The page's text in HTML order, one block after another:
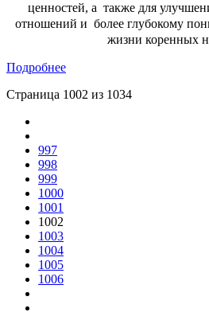
ценностей, а также для
отношений и более глубокому
жизни коренных
Подробнее
Страница 1002 из 1034
997
998
999
1000
1001
1002
1003
1004
1005
1006